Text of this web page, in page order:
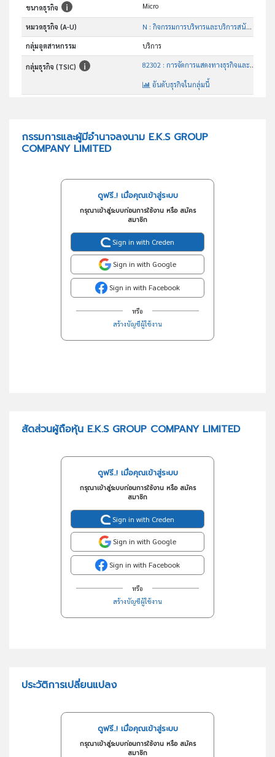
ขนาดธุรกิจ Micro
หมวดธุรกิจ (A-U) N : กิจกรรมการบริหารและบริการสนับสนุน
กลุ่มอุตสาหกรรม บริการ
กลุ่มธุรกิจ (TSIC) 82302 : การจัดการแสดงทางธุรกิจและการแสดงสินค้า
อันดับธุรกิจในกลุ่มนี้
กรรมการและผู้มีอำนาจลงนาม E.K.S GROUP
COMPANY LIMITED
ดูฟรี..! เมื่อคุณเข้าสู่ระบบ
กรุณาเข้าสู่ระบบก่อนการใช้งาน หรือ สมัคร
สมาชิก
Sign in with Creden
Sign in with Google
Sign in with Facebook
หรือ
สร้างบัญชีผู้ใช้งาน
สัดส่วนผู้ถือหุ้น E.K.S GROUP COMPANY LIMITED
ดูฟรี..! เมื่อคุณเข้าสู่ระบบ
กรุณาเข้าสู่ระบบก่อนการใช้งาน หรือ สมัคร
สมาชิก
Sign in with Creden
Sign in with Google
Sign in with Facebook
หรือ
สร้างบัญชีผู้ใช้งาน
ประวัติการเปลี่ยนแปลง
ดูฟรี..! เมื่อคุณเข้าสู่ระบบ
กรุณาเข้าสู่ระบบก่อนการใช้งาน หรือ สมัคร
สมาชิก